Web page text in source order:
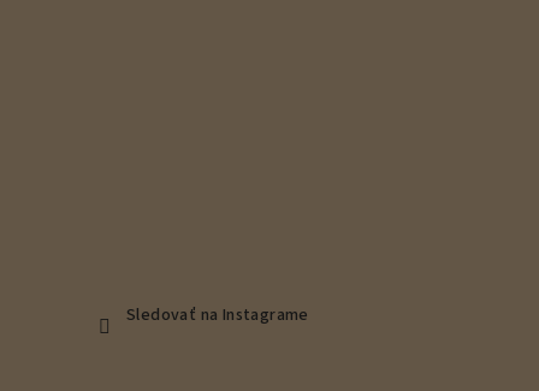
Sledovať na Instagrame